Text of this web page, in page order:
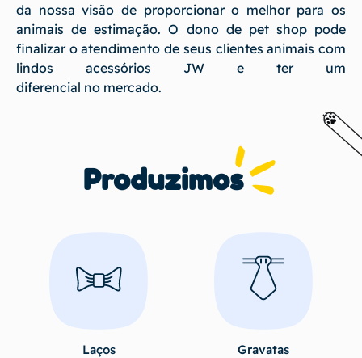
da nossa visão de proporcionar o melhor para os
animais de estimação. O dono de pet shop pode
finalizar o atendimento de seus clientes animais com
lindos acessórios JW e ter um
diferencial no mercado.
Produzimos
Laços Gravatas